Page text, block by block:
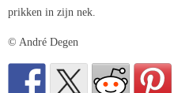
prikken in zijn nek.
© André Degen